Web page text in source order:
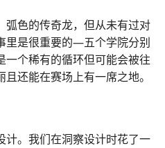
弧色的传奇龙，但从未有过对
里是很重要的—五个学院分别
一个稀有的循环但可能会被往
还能在赛场上有一席之地。
计。我们在洞察设计时花了一